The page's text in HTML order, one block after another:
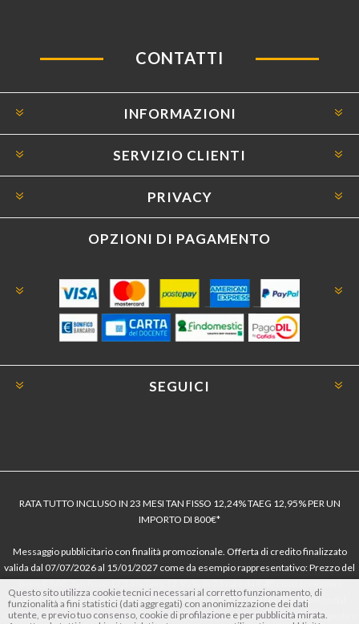
CONTATTI
INFORMAZIONI
SERVIZIO CLIENTI
PRIVACY
OPZIONI DI PAGAMENTO
SEGUICI
RATA TUTTO INCLUSO IN 23 MESI TAN FISSO 12,24% TAEG 12,95% PER UN
IMPORTO DI 800€*
Messaggio pubblicitario con finalità promozionale. Offerta di credito finalizzato
valida dal 07/07/2026 al 15/01/2027 come da esempio rappresentativo: Prezzo del
dell’offerta azzerati. Importo totale del credito € 800. Importo totale dovuto dal
Consumatore € 920. Decorrenza media della prima rata a 90 giorni. Al fine di gestire
Questo sito utilizza cookie tecnici necessari al corretto funzionamento, di
funzionalità a fini statistici (dati aggregati) con anonimizzazione dei dati
utente, e previo tuo consenso, cookie di profilazione e per pubblicità mirata.